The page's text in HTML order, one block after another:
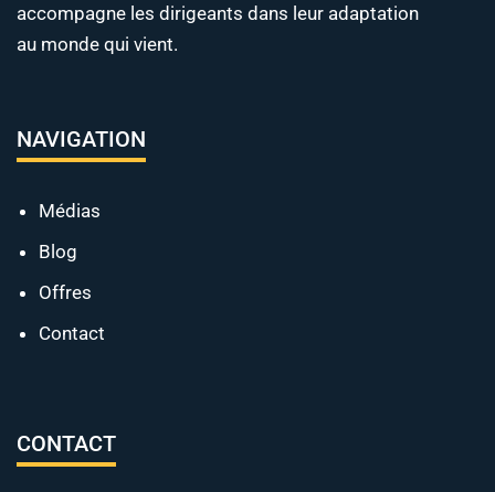
accompagne les dirigeants dans leur adaptation
au monde qui vient.
NAVIGATION
Médias
Blog
Offres
Contact
CONTACT